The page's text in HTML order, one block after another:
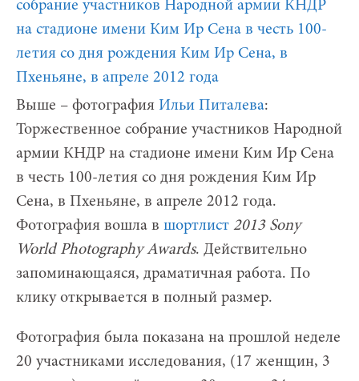
Выше – фотография Ильи Питалева:
Торжественное собрание участников Народной
армии КНДР на стадионе имени Ким Ир Сена
в честь 100-летия со дня рождения Ким Ир
Сена, в Пхеньяне, в апреле 2012 года.
Фотография вошла в шортлист 2013 Sony
World Photography Awards. Действительно
запоминающаяся, драматичная работа. По
клику открывается в полный размер.
Фотография была показана на прошлой неделе
20 участниками исследования, (17 женщин, 3